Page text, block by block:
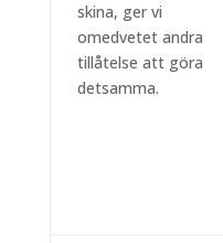
skina, ger vi
omedvetet andra
tillåtelse att göra
detsamma.